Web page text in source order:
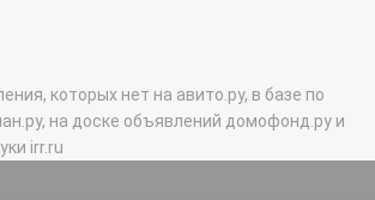
которых нет на авито.ру, в базе по
на доске объявлений домофонд.ру и
irr.ru